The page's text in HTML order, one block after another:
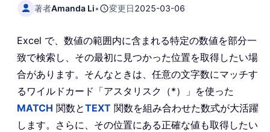
著者Amanda Li• 変更日2025-03-06
Excel で、数値の範囲内に含まれる特定の数値を部分一
致で検索し、その最初に見つかった位置を取得したい場
合があります。そんなときは、任意の文字数にマッチす
るワイルドカード「アスタリスク（*）」を使った
MATCH 関数とTEXT 関数を組み合わせた数式が大活躍
します。さらに、その位置にある正確な値も取得したい